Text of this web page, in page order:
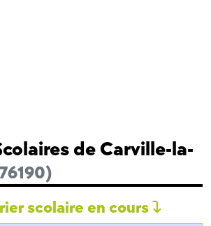
de Carville-la-
scolaire en cours